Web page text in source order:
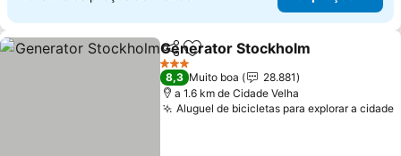
PartilharAdicionar aos favoritos
Generator Stockholm
3 Estrelas
8,3 Muito boa
28.881
a 1.6 km de Cidade Velha
Aluguel de bicicletas para explorar a cidade